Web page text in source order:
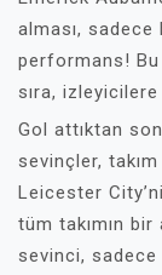
alması,
performans! Bu
sıra,
Gol attıktan
sevinçler,
Leicester
tüm takımın
sevinci, sadece